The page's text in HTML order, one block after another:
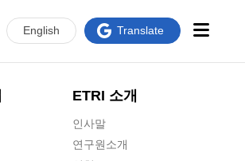
ETRI 소개
인사말
연구원소개
English Translate